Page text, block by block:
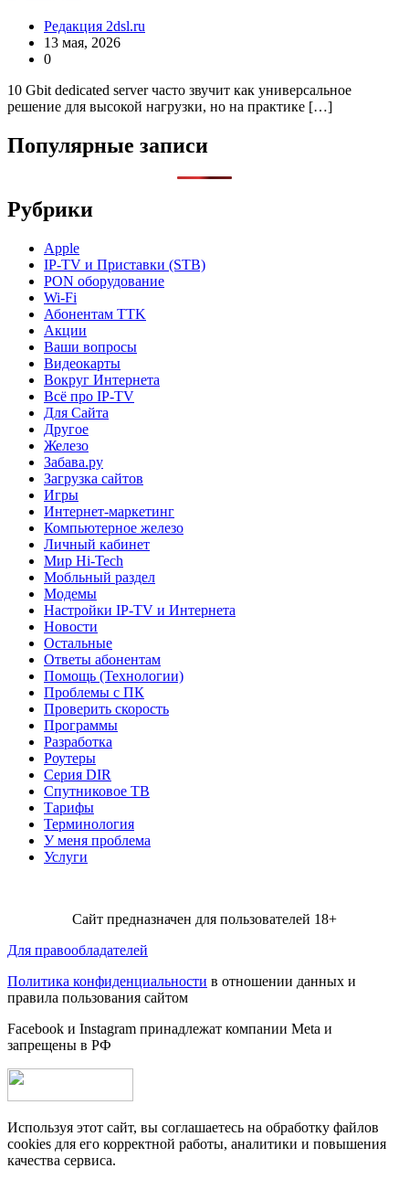
Редакция 2dsl.ru
13 мая, 2026
0
10 Gbit dedicated server часто звучит как универсальное
решение для высокой нагрузки, но на практике […]
Популярные записи
Рубрики
Apple
IP-TV и Приставки (STB)
PON оборудование
Wi-Fi
Абонентам TTK
Акции
Ваши вопросы
Видеокарты
Вокруг Интернета
Всё про IP-TV
Для Сайта
Другое
Железо
Забава.ру
Загрузка сайтов
Игры
Интернет-маркетинг
Компьютерное железо
Личный кабинет
Мир Hi-Tech
Мобльный раздел
Модемы
Настройки IP-TV и Интернета
Новости
Остальные
Ответы абонентам
Помощь (Технологии)
Проблемы с ПК
Проверить скорость
Программы
Разработка
Роутеры
Серия DIR
Спутниковое ТВ
Тарифы
Терминология
У меня проблема
Услуги
Сайт предназначен для пользователей 18+
Для правообладателей
Политика конфиденциальности в отношении данных и
правила пользования сайтом
Facebook и Instagram принадлежат компании Metа и
запрещены в РФ
Используя этот сайт, вы соглашаетесь на обработку файлов
cookies для его корректной работы, аналитики и повышения
качества сервиса.